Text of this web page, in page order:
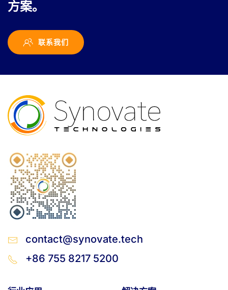
方案。
联系我们
contact@synovate.tech
+86 755 8217 5200